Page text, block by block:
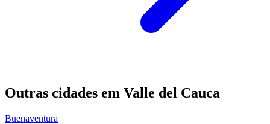
Outras cidades em Valle del Cauca
Buenaventura